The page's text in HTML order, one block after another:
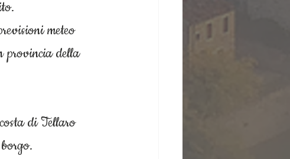
meteo
provincia della
di Tellaro